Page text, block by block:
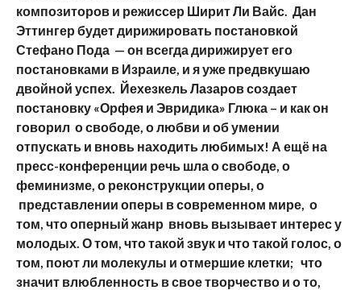
композиторов и режиссер Ширит Ли Вайс. Дан
Эттингер будет дирижировать постановкой
Стефано Пода — он всегда дирижирует его
постановками в Израиле, и я уже предвкушаю
двойной успех. Йехезкель Лазаров создает
постановку «Орфея и Эвридика» Глюка – и как он
говорил о свободе, о любви и об умении
отпускать и вновь находить любимых! А ещё на
пресс-конференции речь шла о свободе, о
феминизме, о реконструкции оперы, о
представлении оперы в современном мире, о
том, что оперный жанр вновь вызывает интерес у
молодых. О том, что такой звук и что такой голос, о
том, поют ли молекулы и отмершие клетки; что
значит влюбленность в свое творчество и о то,